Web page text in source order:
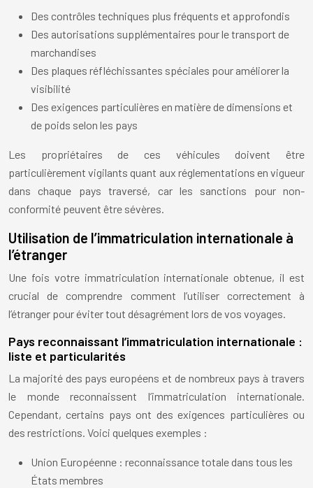
Des contrôles techniques plus fréquents et approfondis
Des autorisations supplémentaires pour le transport de
marchandises
Des plaques réfléchissantes spéciales pour améliorer la
visibilité
Des exigences particulières en matière de dimensions et
de poids selon les pays
Les propriétaires de ces véhicules doivent être
particulièrement vigilants quant aux réglementations en vigueur
dans chaque pays traversé, car les sanctions pour non-
conformité peuvent être sévères.
Utilisation de l’immatriculation internationale à
l’étranger
Une fois votre immatriculation internationale obtenue, il est
crucial de comprendre comment l’utiliser correctement à
l’étranger pour éviter tout désagrément lors de vos voyages.
Pays reconnaissant l’immatriculation internationale :
liste et particularités
La majorité des pays européens et de nombreux pays à travers
le monde reconnaissent l’immatriculation internationale.
Cependant, certains pays ont des exigences particulières ou
des restrictions. Voici quelques exemples :
Union Européenne : reconnaissance totale dans tous les
États membres